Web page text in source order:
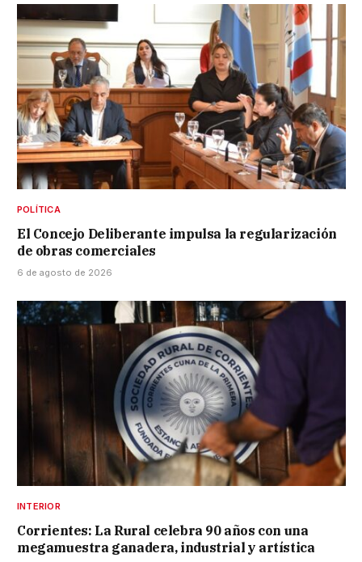
POLÍTICA
El Concejo Deliberante impulsa la regularización
de obras comerciales
6 de agosto de 2026
INTERIOR
Corrientes: La Rural celebra 90 años con una
megamuestra ganadera, industrial y artística